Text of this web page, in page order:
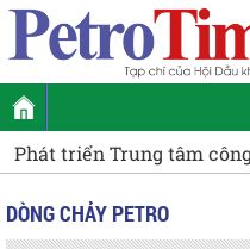
Phát triển Trung tâm
DÒNG CHẢY PETRO